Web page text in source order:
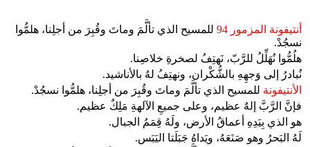
أنتيفونة المزمور 94
للمسيح الذي تألَّمَ وماتَ وقُبِرَ من أجلِنا، هلمُّوا
نسجُدْ.
هلُمُّوا نُهَلِّلُ للرَّبّ، نَهتِفُ لصخرةِ خلاصِنا.
نُبادرُ إلى وَجهِهِ بالشُّكْران، ونهتِفُ لهُ بالأناشيد.
الأنتيفونة للمسيح الذي تألَّمَ وماتَ وقُبِرَ من أجلِنا، هلمُّوا نسجُدْ.
فإنَّ الرَّبَّ إلهٌ عظيم، وعلى جميعِ الآلهةِ مَلِكٌ عظيم.
هو الذي بِيَدِهِ أعماقُ الأرض، ولَهُ قِمَمُ الجبال.
لَهُ البَحرُ وهو صَنَعَهُ، ويَداهُ جَبَلَتا اليَبَس.